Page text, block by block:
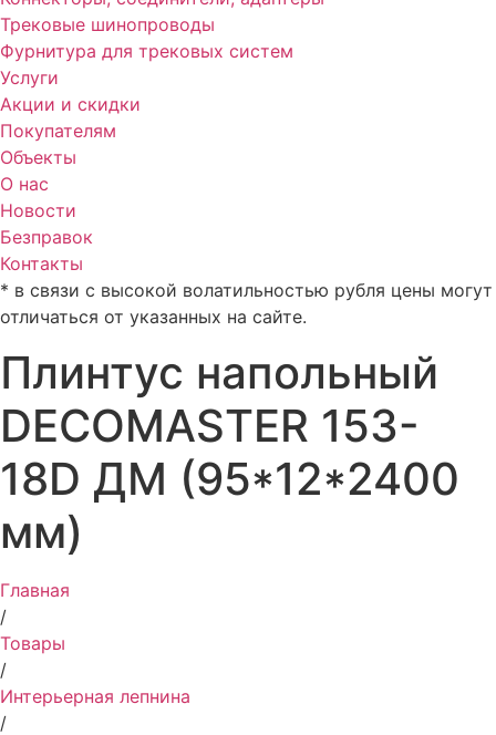
Трековые шинопроводы
Фурнитура для трековых систем
Услуги
Акции и скидки
Покупателям
Объекты
О нас
Новости
Безправок
Контакты
* в связи с высокой волатильностью рубля цены могут
отличаться от указанных на сайте.
Плинтус напольный
DECOMASTER 153-
18D ДМ (95*12*2400
мм)
Главная
/
Товары
/
Интерьерная лепнина
/